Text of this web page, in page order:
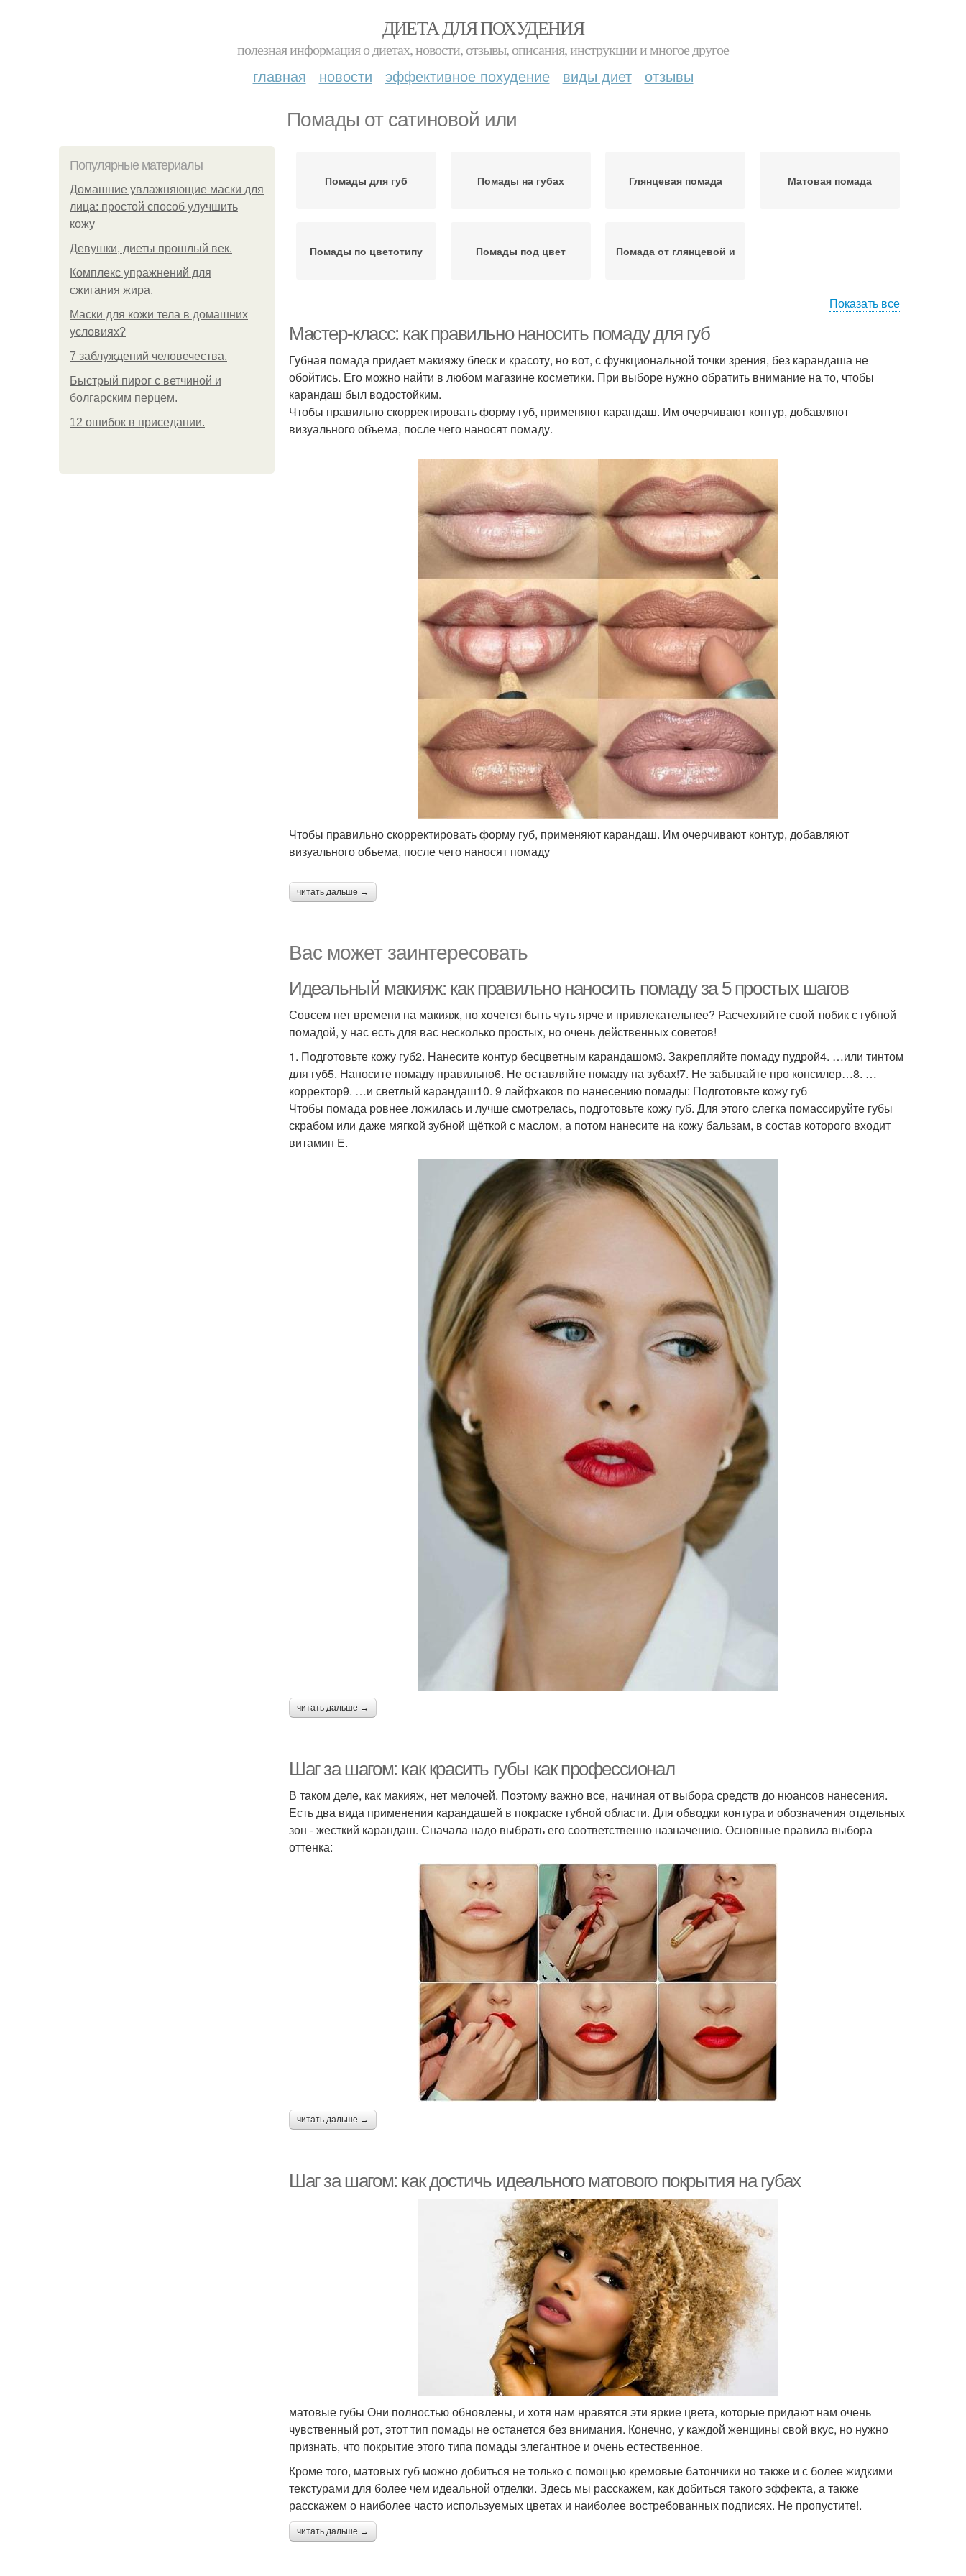
ДИЕТА ДЛЯ ПОХУДЕНИЯ
полезная информация о диетах, новости, отзывы, описания, инструкции и многое другое
главная новости эффективное похудение виды диет отзывы
Помады от сатиновой или
Популярные материалы
Домашние увлажняющие маски для
лица: простой способ улучшить
кожу
Девушки, диеты прошлый век.
Комплекс упражнений для
сжигания жира.
Маски для кожи тела в домашних
условиях?
7 заблуждений человечества.
Быстрый пирог с ветчиной и
болгарским перцем.
12 ошибок в приседании.
Помады для губ Помады на губах Глянцевая помада Матовая помада
Помады по цветотипу Помады под цвет Помада от глянцевой и
Показать все
Мастер-класс: как правильно наносить помаду для губ
Губная помада придает макияжу блеск и красоту, но вот, с функциональной точки зрения, без карандаша не
обойтись. Его можно найти в любом магазине косметики. При выборе нужно обратить внимание на то, чтобы
карандаш был водостойким.
Чтобы правильно скорректировать форму губ, применяют карандаш. Им очерчивают контур, добавляют
визуального объема, после чего наносят помаду.
Чтобы правильно скорректировать форму губ, применяют карандаш. Им очерчивают контур, добавляют
визуального объема, после чего наносят помаду
читать дальше →
Вас может заинтересовать
Идеальный макияж: как правильно наносить помаду за 5 простых шагов
Совсем нет времени на макияж, но хочется быть чуть ярче и привлекательнее? Расчехляйте свой тюбик с губной
помадой, у нас есть для вас несколько простых, но очень действенных советов!
1. Подготовьте кожу губ2. Нанесите контур бесцветным карандашом3. Закрепляйте помаду пудрой4. …или тинтом
для губ5. Наносите помаду правильно6. Не оставляйте помаду на зубах!7. Не забывайте про консилер…8. …
корректор9. …и светлый карандаш10. 9 лайфхаков по нанесению помады: Подготовьте кожу губ
Чтобы помада ровнее ложилась и лучше смотрелась, подготовьте кожу губ. Для этого слегка помассируйте губы
скрабом или даже мягкой зубной щёткой с маслом, а потом нанесите на кожу бальзам, в состав которого входит
витамин Е.
читать дальше →
Шаг за шагом: как красить губы как профессионал
В таком деле, как макияж, нет мелочей. Поэтому важно все, начиная от выбора средств до нюансов нанесения.
Есть два вида применения карандашей в покраске губной области. Для обводки контура и обозначения отдельных
зон - жесткий карандаш. Сначала надо выбрать его соответственно назначению. Основные правила выбора
оттенка:
читать дальше →
Шаг за шагом: как достичь идеального матового покрытия на губах
матовые губы Они полностью обновлены, и хотя нам нравятся эти яркие цвета, которые придают нам очень
чувственный рот, этот тип помады не останется без внимания. Конечно, у каждой женщины свой вкус, но нужно
признать, что покрытие этого типа помады элегантное и очень естественное.
Кроме того, матовых губ можно добиться не только с помощью кремовые батончики но также и с более жидкими
текстурами для более чем идеальной отделки. Здесь мы расскажем, как добиться такого эффекта, а также
расскажем о наиболее часто используемых цветах и ​​наиболее востребованных подписях. Не пропустите!.
читать дальше →